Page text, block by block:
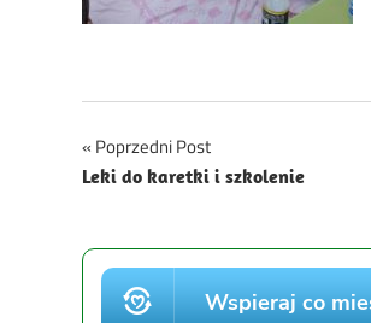
Nawigacja
wpisu
Poprzedni Post
Leki do karetki i szkolenie